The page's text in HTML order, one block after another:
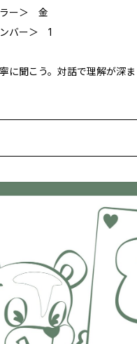
ラー＞ 金
バー＞ 1
に聞こう。対話で理解が深ま